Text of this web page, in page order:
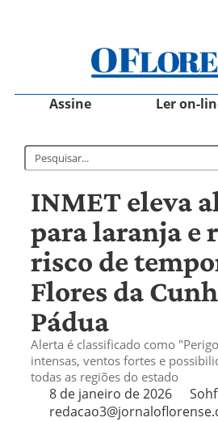
Assine Ler on-
INMET eleva
para laranja e
risco de
Flores da
Pádua
Alerta é classificado como
intensas, ventos fortes e
todas as regiões do estado
8 de janeiro de 2026